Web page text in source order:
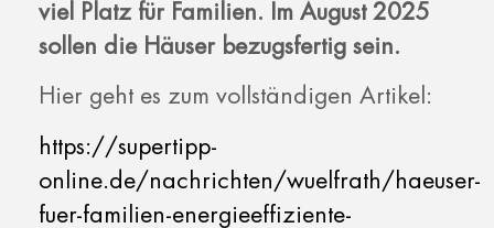
viel Platz für Familien. Im August 2025
sollen die Häuser bezugsfertig sein.
Hier geht es zum vollständigen Artikel:
https://supertipp-
online.de/nachrichten/wuelfrath/haeuser-
fuer-familien-energieeffiziente-